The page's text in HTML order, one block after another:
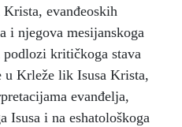
evanđeoskih
i njegova mesijanskoga
kritičkoga stava
u Krleže lik Isusa Krista,
evanđelja,
Isusa i na eshatološkoga